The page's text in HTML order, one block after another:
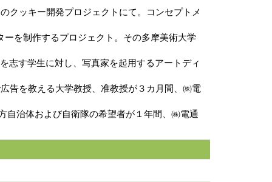
クッキー開発プロジェクトにて。コンセプトメ
を制作するプロジェクト。その多摩美術大学
志す学生に対し、写真家を起用するアートディ
告を教える大学教授、准教授が３カ月間、㈱電
治体および自衛隊の希望者が１年間、㈱電通